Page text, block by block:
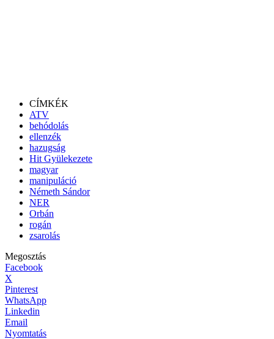
CÍMKÉK
ATV
behódolás
ellenzék
hazugság
Hit Gyülekezete
magyar
manipuláció
Németh Sándor
NER
Orbán
rogán
zsarolás
Megosztás
Facebook
X
Pinterest
WhatsApp
Linkedin
Email
Nyomtatás